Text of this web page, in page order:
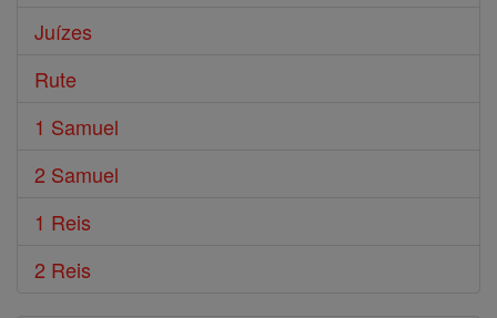
Juízes
Rute
1 Samuel
2 Samuel
1 Reis
2 Reis